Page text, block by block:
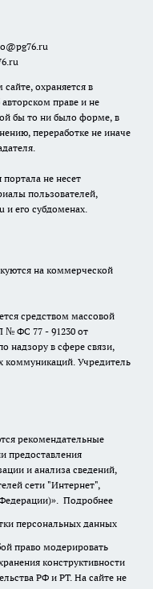
охраняется в
праве и не
бы то ни было форме, в
переработке не иначе
портала не несет
пользователей,
и его субдоменах.
на коммерческой
средством массовой
№ ФС 77 - 91230 от
надзору в сфере связи,
Учредитель
рекомендательные
предоставления
и анализа сведений,
сети "Интернет",
Подробнее
персональных данных
право модерировать
конструктивности
РФ и РТ. На сайте не